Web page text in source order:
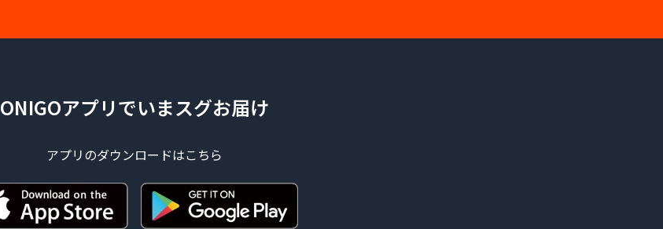
ONIGOアプリでいまスグお届け
アプリのダウンロードはこちら